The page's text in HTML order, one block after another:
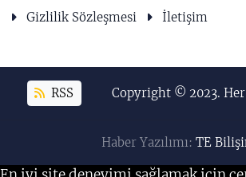
Gizlilik Sözleşmesi İletişim
RSS Copyright © 2023. Her
Haber Yazılımı: TE